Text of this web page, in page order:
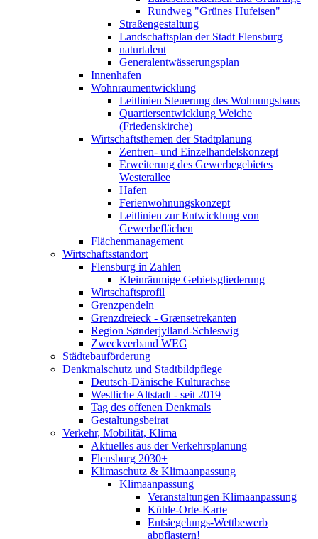
Rundweg "Grünes Hufeisen"
Straßengestaltung
Landschaftsplan der Stadt Flensburg
naturtalent
Generalentwässerungsplan
Innenhafen
Wohnraumentwicklung
Leitlinien Steuerung des Wohnungsbaus
Quartiersentwicklung Weiche
(Friedenskirche)
Wirtschaftsthemen der Stadtplanung
Zentren- und Einzelhandelskonzept
Erweiterung des Gewerbegebietes
Westerallee
Hafen
Ferienwohnungskonzept
Leitlinien zur Entwicklung von
Gewerbeflächen
Flächenmanagement
Wirtschaftsstandort
Flensburg in Zahlen
Kleinräumige Gebietsgliederung
Wirtschaftsprofil
Grenzpendeln
Grenzdreieck - Grænsetrekanten
Region Sønderjylland-Schleswig
Zweckverband WEG
Städtebauförderung
Denkmalschutz und Stadtbildpflege
Deutsch-Dänische Kulturachse
Westliche Altstadt - seit 2019
Tag des offenen Denkmals
Gestaltungsbeirat
Verkehr, Mobilität, Klima
Aktuelles aus der Verkehrsplanung
Flensburg 2030+
Klimaschutz & Klimaanpassung
Klimaanpassung
Veranstaltungen Klimaanpassung
Kühle-Orte-Karte
Entsiegelungs-Wettbewerb
abpflastern!